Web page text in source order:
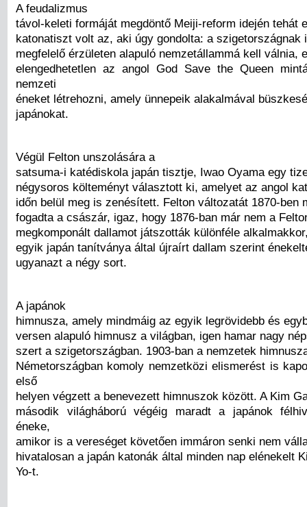
A feudalizmus
távol-keleti formáját megdöntő Meiji-reform idején tehát
katonatiszt volt az, aki úgy gondolta: a szigetországnak
megfelelő érzületen alapuló nemzetállammá kell válnia,
elengedhetetlen az angol God Save the Queen
nemzeti
éneket létrehozni, amely ünnepeik alakalmával
japánokat.
Végül Felton unszolására a
satsuma-i katédiskola japán tisztje, Iwao Oyama egy
négysoros költeményt választott ki, amelyet az angol
időn belül meg is zenésített. Felton változatát 1870-ben
fogadta a császár, igaz, hogy 1876-ban már nem a
megkomponált dallamot játszották különféle
egyik japán tanítványa által újraírt dallam szerint
ugyanazt a négy sort.
A japánok
himnusza, amely mindmáig az egyik legrövidebb és
versen alapuló himnusz a világban, igen hamar nagy
szert a szigetországban. 1903-ban a nemzetek
Németországban komoly nemzetközi elismerést is
első
helyen végzett a benevezett himnuszok között. A Kim
második világháború végéig maradt a japánok
éneke,
amikor is a vereséget követően immáron senki nem
hivatalosan a japán katonák által minden nap elénekelt
Yo-t.